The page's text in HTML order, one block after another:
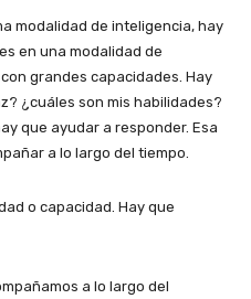
modalidad de inteligencia, hay
en una modalidad de
grandes capacidades. Hay
¿cuáles son mis habilidades?
que ayudar a responder. Esa
a lo largo del tiempo.
o capacidad. Hay que
a lo largo del